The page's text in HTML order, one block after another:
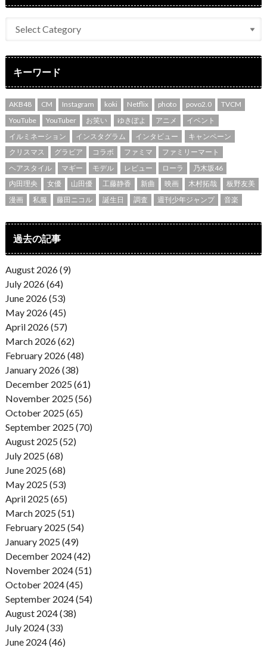
キーワード
AKB48 CM Instagram koki Netflix photo povo2.0
TVCM
YouTube
YouTuber お笑い ゆきぽよ アニメ
イベント
イルミネーション
インスタグラム インタビュー
キャンペーン
クリスマス
グラビア コラボ ファミマ
ファミリーマート
ヘアスタイル
マギー モデル レビュー ローラ
乃木坂46
内田理央
女優 山田優 工藤静香 新曲 映画 木村拓哉
板野友美
漫画
私服 藤田ニコル 誕生日 調査 週刊少年ジャンプ 音楽
過去の記事
August 2026 (9)
July 2026 (64)
June 2026 (53)
May 2026 (45)
April 2026 (57)
March 2026 (62)
February 2026 (48)
January 2026 (38)
December 2025 (61)
November 2025 (56)
October 2025 (65)
September 2025 (70)
August 2025 (52)
July 2025 (68)
June 2025 (68)
May 2025 (53)
April 2025 (65)
March 2025 (51)
February 2025 (54)
January 2025 (49)
December 2024 (42)
November 2024 (51)
October 2024 (45)
September 2024 (54)
August 2024 (38)
July 2024 (33)
June 2024 (46)